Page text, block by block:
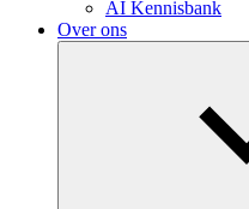
AI Kennisbank
Over ons